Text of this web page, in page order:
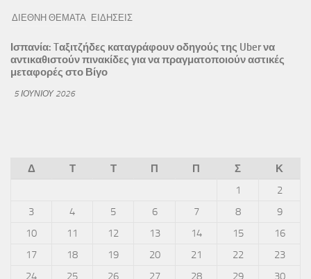
ΔΙΕΘΝΗ ΘΕΜΑΤΑ ΕΙΔΗΣΕΙΣ
Ισπανία: Tαξιτζήδες καταγράφουν οδηγούς της Uber να
αντικαθιστούν πινακίδες για να πραγματοποιούν αστικές
μεταφορές στο Βίγο
5 ΙΟΥΝΊΟΥ 2026
Δ Τ Τ Π Π Σ
Κ
1
2
3
4 5 6 7 8
9
10
11 12 13 14 15
16
17
18 19 20 21 22
23
24
25 26 27 28 29
30